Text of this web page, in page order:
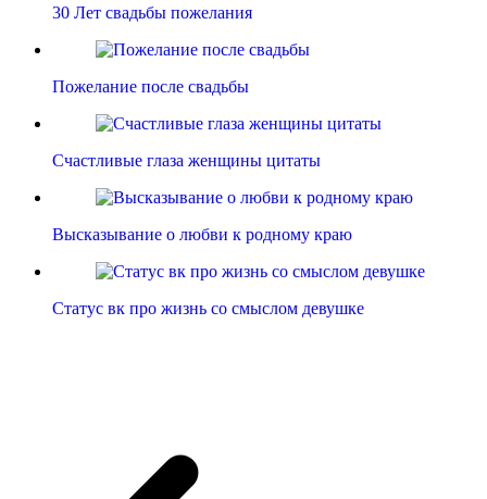
30 Лет свадьбы пожелания
Пожелание после свадьбы
Счастливые глаза женщины цитаты
Высказывание о любви к родному краю
Статус вк про жизнь со смыслом девушке